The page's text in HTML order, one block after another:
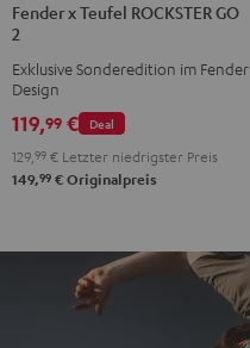
x
ROCKSTER
GO
2
Black
&
Fender x Teufel ROCKSTER GO
2
Exklusive Sonderedition im Fender
Design
Deal
119,99 €
129, 99 € Letzter niedrigster Preis
149,99 € Originalpreis